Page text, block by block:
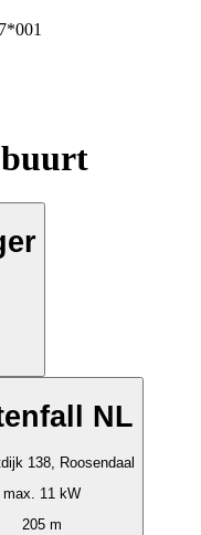
NL
138, Roosendaal
max. 11 kW
205 m